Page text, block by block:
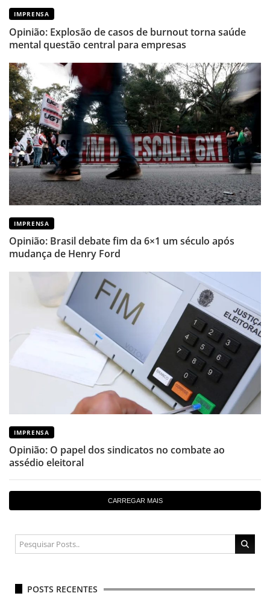
IMPRENSA
Opinião: Explosão de casos de burnout torna saúde
mental questão central para empresas
IMPRENSA
Opinião: Brasil debate fim da 6×1 um século após
mudança de Henry Ford
IMPRENSA
Opinião: O papel dos sindicatos no combate ao
assédio eleitoral
CARREGAR MAIS
POSTS RECENTES